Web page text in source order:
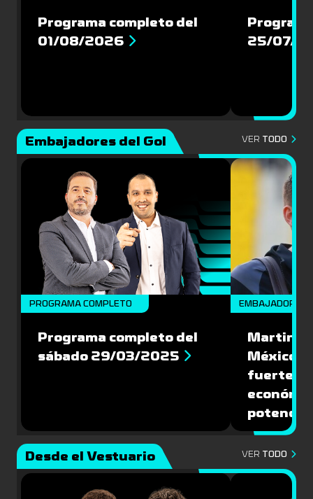
Programa completo del
01/08/2026
25/07/
Embajadores del Gol VER TODO
PROGRAMA COMPLETO
Programa completo del
sábado 29/03/2025
EMBAJADORES
Martin
México:
fuerte
Desde el Vestuario VER TODO